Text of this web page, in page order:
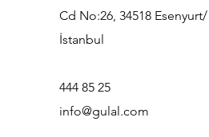
Cd No:26, 34518 Esenyurt/
İstanbul
444 85 25
info@gulal.com